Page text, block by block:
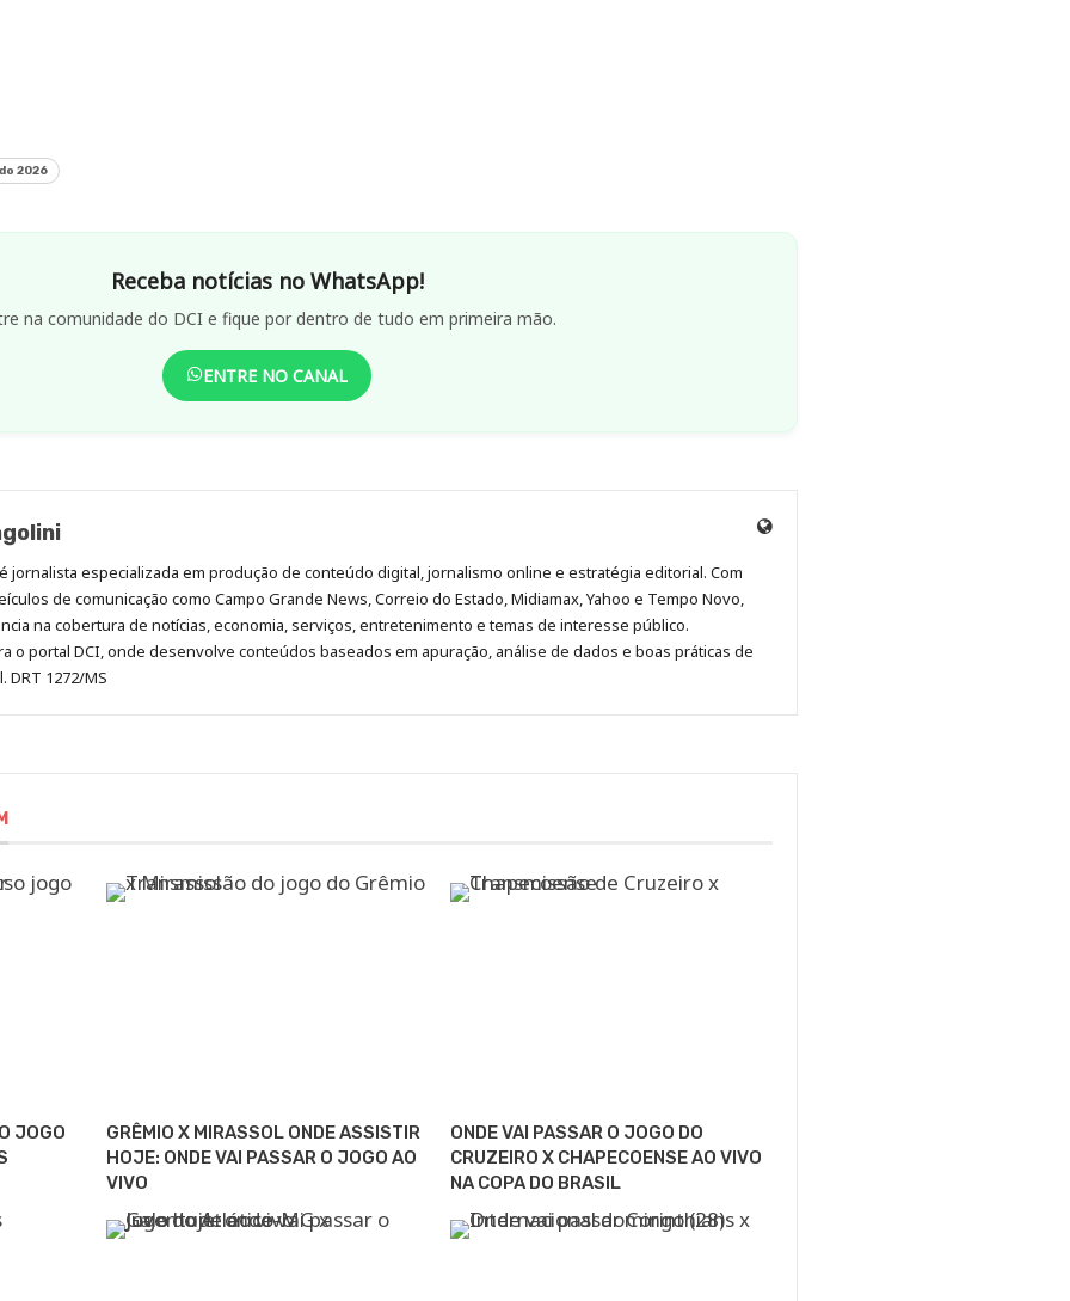
2026
Receba notícias no WhatsApp!
na comunidade do DCI e fique por dentro de tudo em primeira mão.
ENTRE NO CANAL
no
Pinterest
no
LinkedIn
no
Instagram
Anny
no
Facebook
Site
jornalista especializada em produção de conteúdo digital, jornalismo online e estratégia editorial. Com
de comunicação como Campo Grande News, Correio do Estado, Midiamax, Yahoo e Tempo Novo,
na cobertura de notícias, economia, serviços, entretenimento e temas de interesse público.
o portal DCI, onde desenvolve conteúdos baseados em apuração, análise de dados e boas práticas de
DRT 1272/MS
JOGO
GRÊMIO X MIRASSOL ONDE ASSISTIR
HOJE: ONDE VAI PASSAR O JOGO AO
VIVO
ONDE VAI PASSAR O JOGO DO
CRUZEIRO X CHAPECOENSE AO VIVO
NA COPA DO BRASIL